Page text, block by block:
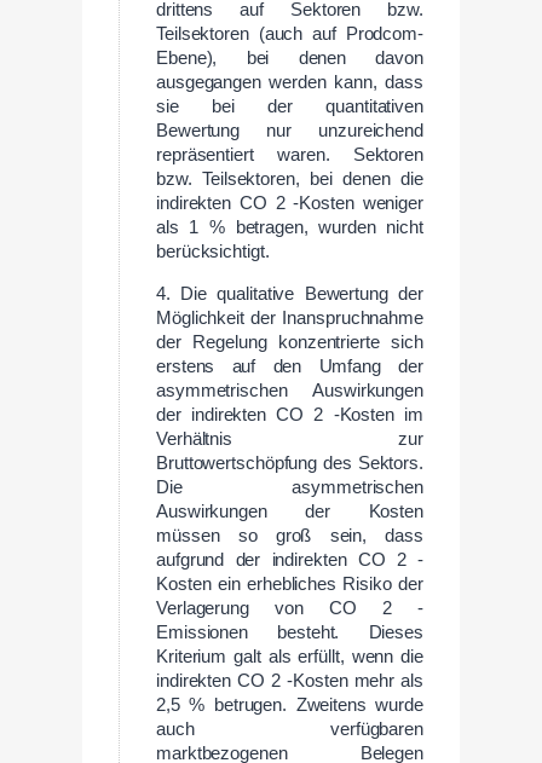
drittens auf Sektoren bzw.
Teilsektoren (auch auf Prodcom-
Ebene), bei denen davon
ausgegangen werden kann, dass
sie bei der quantitativen
Bewertung nur unzureichend
repräsentiert waren. Sektoren
bzw. Teilsektoren, bei denen die
indirekten CO 2 -Kosten weniger
als 1 % betragen, wurden nicht
berücksichtigt.
4. Die qualitative Bewertung der
Möglichkeit der Inanspruchnahme
der Regelung konzentrierte sich
erstens auf den Umfang der
asymmetrischen Auswirkungen
der indirekten CO 2 -Kosten im
Verhältnis zur
Bruttowertschöpfung des Sektors.
Die asymmetrischen
Auswirkungen der Kosten
müssen so groß sein, dass
aufgrund der indirekten CO 2 -
Kosten ein erhebliches Risiko der
Verlagerung von CO 2 -
Emissionen besteht. Dieses
Kriterium galt als erfüllt, wenn die
indirekten CO 2 -Kosten mehr als
2,5 % betrugen. Zweitens wurde
auch verfügbaren
marktbezogenen Belegen